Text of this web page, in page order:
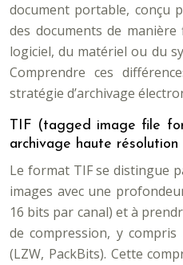
document portable, conçu
des documents de
logiciel, du matériel ou du
Comprendre ces
stratégie d’archivage
TIF (tagged image file
archivage haute résolution
Le format TIF se distingue
images avec une
16 bits par canal) et à
de compression, y
(LZW, PackBits). Cette